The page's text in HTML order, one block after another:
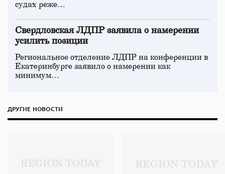
судах реже…
Свердловская ЛДПР заявила о намерении
усилить позиции
Региональное отделение ЛДПР на конференции в
Екатеринбурге заявило о намерении как
минимум…
ДРУГИЕ НОВОСТИ